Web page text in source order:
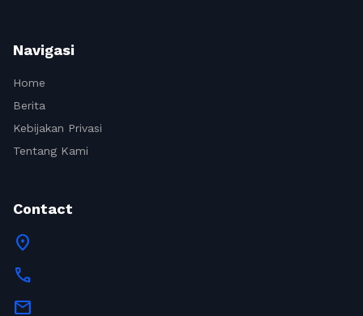
Navigasi
Home
Berita
Kebijakan Privasi
Tentang Kami
Contact
location_on
call
mail